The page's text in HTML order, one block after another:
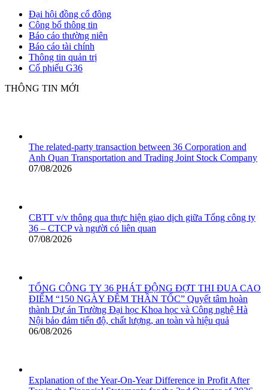
Đại hội đồng cổ đông
Công bố thông tin
Báo cáo thường niên
Báo cáo tài chính
Thông tin quản trị
Cố phiếu G36
THÔNG TIN MỚI
The related-party transaction between 36 Corporation and
Anh Quan Transportation and Trading Joint Stock Company
07/08/2026
CBTT v/v thông qua thực hiện giao dịch giữa Tổng công ty
36 – CTCP và người có liên quan
07/08/2026
TỔNG CÔNG TY 36 PHÁT ĐỘNG ĐỢT THI ĐUA CAO
ĐIỂM “150 NGÀY ĐÊM THẦN TỐC” Quyết tâm hoàn
thành Dự án Trường Đại học Khoa học và Công nghệ Hà
Nội bảo đảm tiến độ, chất lượng, an toàn và hiệu quả
06/08/2026
Explanation of the Year-On-Year Difference in Profit After